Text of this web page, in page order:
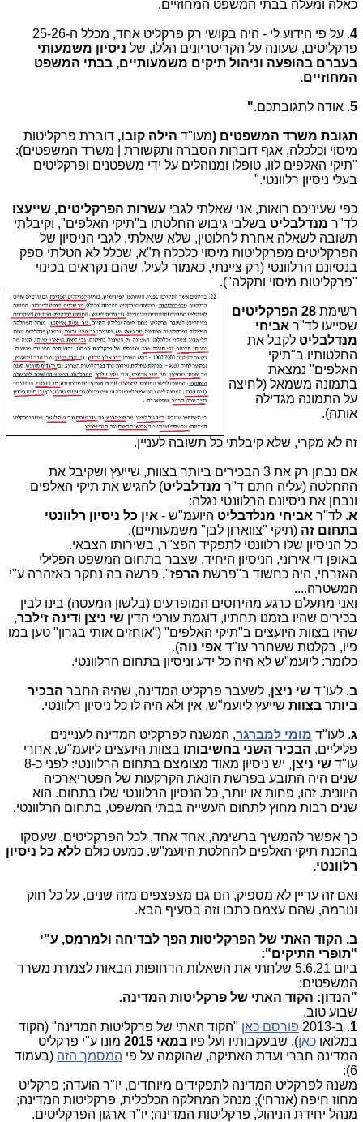
כאלה ומעלה בבתי המשפט המחוזיים.
4
. על פי הידוע לי - היה בקושי רק פרקליט אחד, מכלל ה-25-26
פרקליטים, שעונה על הקריטריונים הללו, של ניסיון משמעותי
בעברם בהופעה וניהול תיקים משמעותיים, בבתי המשפט
המחוזיים.
5. אודה לתגובתכם."
תגובת משרד המשפטים (מעו"ד הילה קובו, דוברת פרקליטות
מיסוי וכלכלה, אגף דוברות הסברה ותקשורת | משרד המשפטים):
"תיקי האלפים לוו, טופלו ומנוהלים על ידי משפטנים ופרקליטים
בעלי ניסיון רלוונטי."
כפי שעיניכם רואות, אני שאלתי לגבי עשרות הפרקליטים, שייעצו
לד"ר מנדלבליט בשלבי גיבוש החלטתו ב"תיקי האלפים", וקיבלתי
תשובה לשאלה אחרת לחלוטין, שלא שאלתי, לגבי הניסיון של
הפרקליטים מפרקליטות מיסוי כלכלה ת"א, שכלל לא הטלתי ספק
בנסיונם הרלוונטי (רק ציינתי, כאמור לעיל, שהם נקראים בכינוי
"פרקליטות מיסוי ותקלה").
רשימת 28 הפרקליטים
שסייעו לד"ר אביחי
מנדלבליט לקבל את
החלטותיו ב"תיקי
האלפים" נמצאת
בתמונה משמאל (לחיצה
על התמונה מגדילה
אותה).
זה לא מקרי, שלא קיבלתי כל תשובה לעניין.
אם נבחן רק את 3 הבכירים ביותר בצוות, שייעץ ושקיבל את
ההחלטה (עליה חתם ד"ר מנדלבליט) להגיש את תיקי האלפים
ונבחן את ניסיונם הרלוונטי נגלה:
א. לד"ר אביחי מנלדבליט היועמ"ש - אין כל ניסיון רלוונטי
בתחום זה (תיקי "צווארון לבן" משמעותיים).
כל הניסיון שלו רלוונטי לתפקיד הפצ"ר, בשירותו הצבאי.
באופן די אירוני, הניסיון היחיד, שצבר בתחום המשפט הפלילי
האזרחי, היה כחשוד ב"פרשת הרפז", פרשה בה נחקר באזהרה ע"י
המשטרה....
ואני מתעלם כרגע מהיחסים המופרעים (בלשון המעטה) בינו לבין
בכירים שהיו בזמנו תחתיו, דוגמת עורכי הדין שי ניצן ודינה זילבר,
שהיו בצוות היועצים ב"תיקי האלפים" ("אוחזים אותי בגרון" טען במו
פיו, בקלטת ששחרר עו"ד אפי נוה).
כלומר: ליועמ"ש לא היה כל ידע וניסיון בתחום הרלוונטי.
ב. לעו"ד שי ניצן, לשעבר פרקליט המדינה, שהיה החבר הבכיר
ביותר בצוות שייעץ ליועמ"ש, אין ולא היה לו כל ניסיון רלוונטי.
ג. לעו"ד מומי למברגר, המשנה לפרקליט המדינה לעניינים
פליליים, הבכיר השני בחשיבותו בצוות היועצים ליועמ"ש, אחרי
עו"ד שי ניצן
, יש ניסיון מאוד מצומצם בתחום הרלוונטי: לפני כ-8
שנים היה התובע בפרשת הונאת הקרקעות של הפטריארכיה
היוונית. זהו, פחות או יותר, כל הנסיון הרלוונטי שלו בתחום. הוא
שנים רבות מחוץ לתחום העשייה בבתי המשפט, בתחום הרלוונטי.
כך אפשר להמשיך ברשימה, אחד אחד, לכל הפרקליטים, שעסקו
בהכנת תיקי האלפים להחלטת היועמ"ש. כמעט כולם ללא כל ניסיון
רלוונטי.
ואם זה עדיין לא מספיק, הם גם מצפצפים מזה שנים, על כל חוק
ונורמה, שהם עצמם כתבו וזה בסעיף הבא.
ב. הקוד האתי של הפרקליטות הפך לבדיחה ולמרמס, ע"י
"תופרי התיקים":
ביום 5.6.21 שלחתי את השאלות הדחופות הבאות לצמרת משרד
המשפטים:
"הנדון: הקוד האתי של פרקליטות המדינה.
שבוע טוב,
1. ב-2013 פורסם כאן "הקוד האתי של פרקליטות המדינה" (הקוד
במלואו כאן), שבעקבותיו ועל פיו במאי 2015
מונו ע"י פרקליט
המדינה חברי ועדת האתיקה, שהוקמה על פי המסמך הזה (בעמוד
6):
משנה לפרקליט המדינה לתפקידים מיוחדים, יו"ר הועדה; פרקליט
מחוז חיפה (אזרחי); מנהל המחלקה הכלכלית, פרקליטות המדינה;
מנהל יחידת הניהול, פרקליטות המדינה; יו"ר ארגון הפרקליטים​.